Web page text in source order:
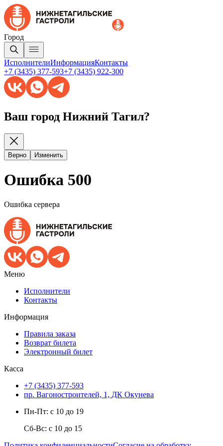
Город
ИсполнителиИнформацияКонтакты
+7 (3435) 377-593+7 (3435) 922-300
Ваш город Нижний Тагил?
Верно Изменить
Ошибка 500
Ошибка сервера
Меню
Исполнители
Контакты
Информация
Правила заказа
Возврат билета
Электронный билет
Касса
+7 (3435) 377-593
пр. Вагоностроителей, 1, ДК Окунева
Пн-Пт: с 10 до 19
Сб-Вс: с 10 до 15